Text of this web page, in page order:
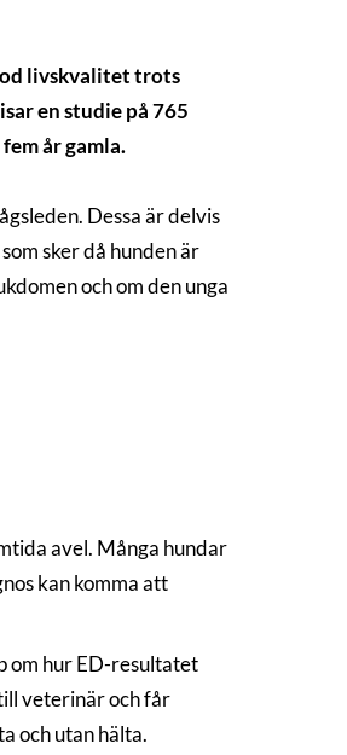
livskvalitet trots
en studie på 765
år gamla.
Dessa är delvis
sker då hunden är
och om den unga
avel. Många hundar
kan komma att
om hur ED-resultatet
veterinär och får
och utan hälta.